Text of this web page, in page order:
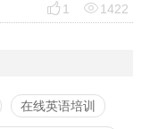
 1 1422
在线英语培训